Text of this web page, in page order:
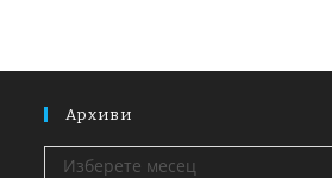
Архиви
Изберете месец